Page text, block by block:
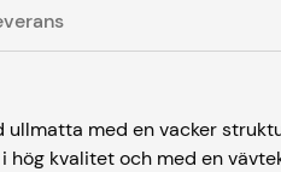
ullmatta med en vacker
hög kvalitet och med en